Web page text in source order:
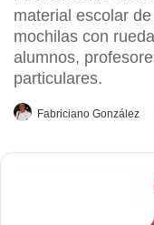
material escolar
mochilas con
alumnos,
particulares.
Fabriciano González